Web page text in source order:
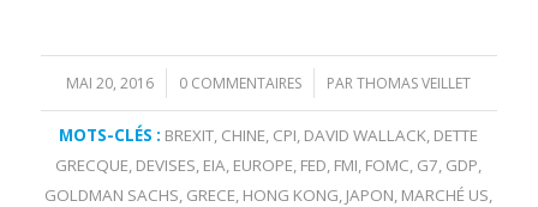
MAI 20, 2016
/ 0 COMMENTAIRES
/ PARTHOMAS VEILLET
MOTS-CLÉS : BREXIT, CHINE, CPI, DAVID WALLACK, DETTE
GRECQUE, DEVISES, EIA, EUROPE, FED, FMI, FOMC, G7, GDP,
GOLDMAN SACHS, GRECE, HONG KONG, JAPON, MARCHÉ US,